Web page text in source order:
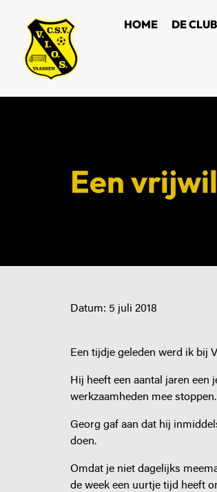
HOME DE CLUB
Een
Datum: 5 juli 2018
Een tijdje geleden werd ik bij
Hij heeft een aantal jaren
werkzaamheden mee stoppen.
Georg gaf aan dat hij
doen.
Omdat je niet dagelijks
de week een uurtje tijd heeft